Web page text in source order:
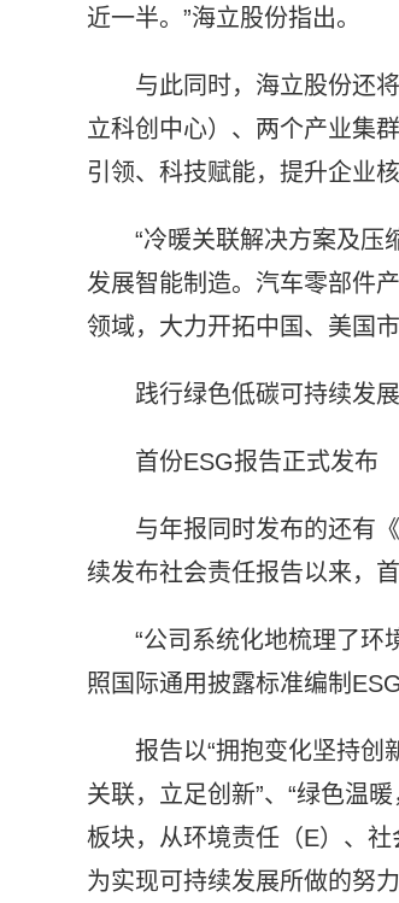
近一半。”海立股份指出。
与此同时，海立股份还
立科创中心）、两个产业集
引领、科技赋能，提升企业核
“冷暖关联解决方案及压
发展智能制造。汽车零部件
领域，大力开拓中国、美国
践行绿色低碳可持续发展
首份ESG报告正式发布
与年报同时发布的还有
续发布社会责任报告以来，
“公司系统化地梳理了环
照国际通用披露标准编制
报告以“拥抱变化坚持创
关联，立足创新”、“绿色温
板块，从环境责任（E）、
为实现可持续发展所做的努力